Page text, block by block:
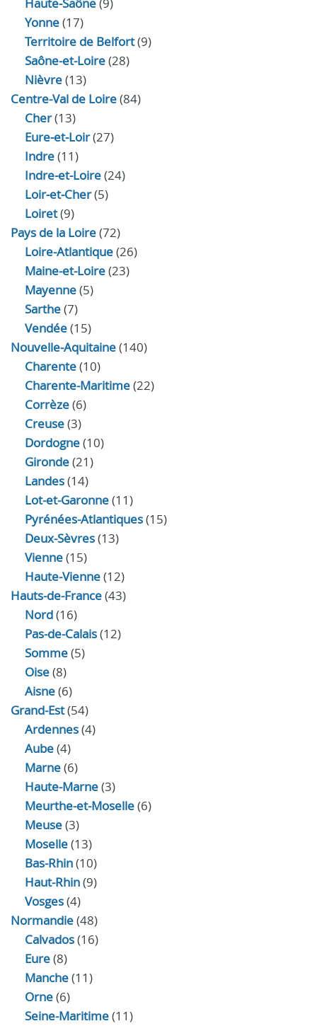
Yonne(17)
Territoire de Belfort(9)
Saône-et-Loire(28)
Nièvre(13)
Centre-Val de Loire(84)
Cher(13)
Eure‑et‑Loir(27)
Indre(11)
Indre‑et‑Loire(24)
Loir‑et‑Cher(5)
Loiret(9)
Pays de la Loire(72)
Loire-Atlantique(26)
Maine-et-Loire(23)
Mayenne(5)
Sarthe(7)
Vendée(15)
Nouvelle-Aquitaine(140)
Charente(10)
Charente-Maritime(22)
Corrèze(6)
Creuse(3)
Dordogne(10)
Gironde(21)
Landes(14)
Lot-et-Garonne(11)
Pyrénées-Atlantiques(15)
Deux-Sèvres(13)
Vienne(15)
Haute-Vienne(12)
Hauts-de-France(43)
Nord(16)
Pas-de-Calais(12)
Somme(5)
Oise(8)
Aisne(6)
Grand-Est(54)
Ardennes(4)
Aube(4)
Marne(6)
Haute-Marne(3)
Meurthe-et-Moselle(6)
Meuse(3)
Moselle(13)
Bas-Rhin(10)
Haut-Rhin(9)
Vosges(4)
Normandie(48)
Calvados(16)
Eure(8)
Manche(11)
Orne(6)
Seine-Maritime(11)